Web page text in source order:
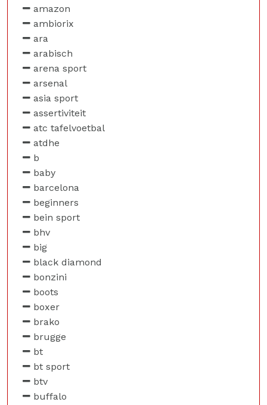
amazon
ambiorix
ara
arabisch
arena sport
arsenal
asia sport
assertiviteit
atc tafelvoetbal
atdhe
b
baby
barcelona
beginners
bein sport
bhv
big
black diamond
bonzini
boots
boxer
brako
brugge
bt
bt sport
btv
buffalo